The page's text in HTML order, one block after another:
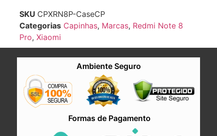
SKU CPXRN8P-CaseCP
Categorias Capinhas, Marcas, Redmi Note 8
Pro, Xiaomi
Ambiente Seguro
Formas de Pagamento